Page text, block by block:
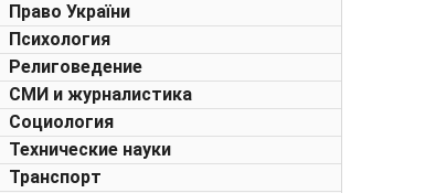
Право України
Психология
Религоведение
СМИ и журналистика
Социология
Технические науки
Транспорт